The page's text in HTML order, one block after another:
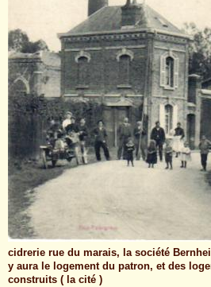
cidrerie rue du marais, la société
y aura le logement du patron, et des
construits ( la cité )